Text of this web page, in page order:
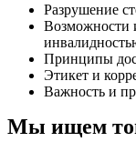
Разрушение
Возможности
Принципы
Этикет и
Важность и
Мы ищем